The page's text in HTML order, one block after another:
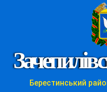
Берестинський